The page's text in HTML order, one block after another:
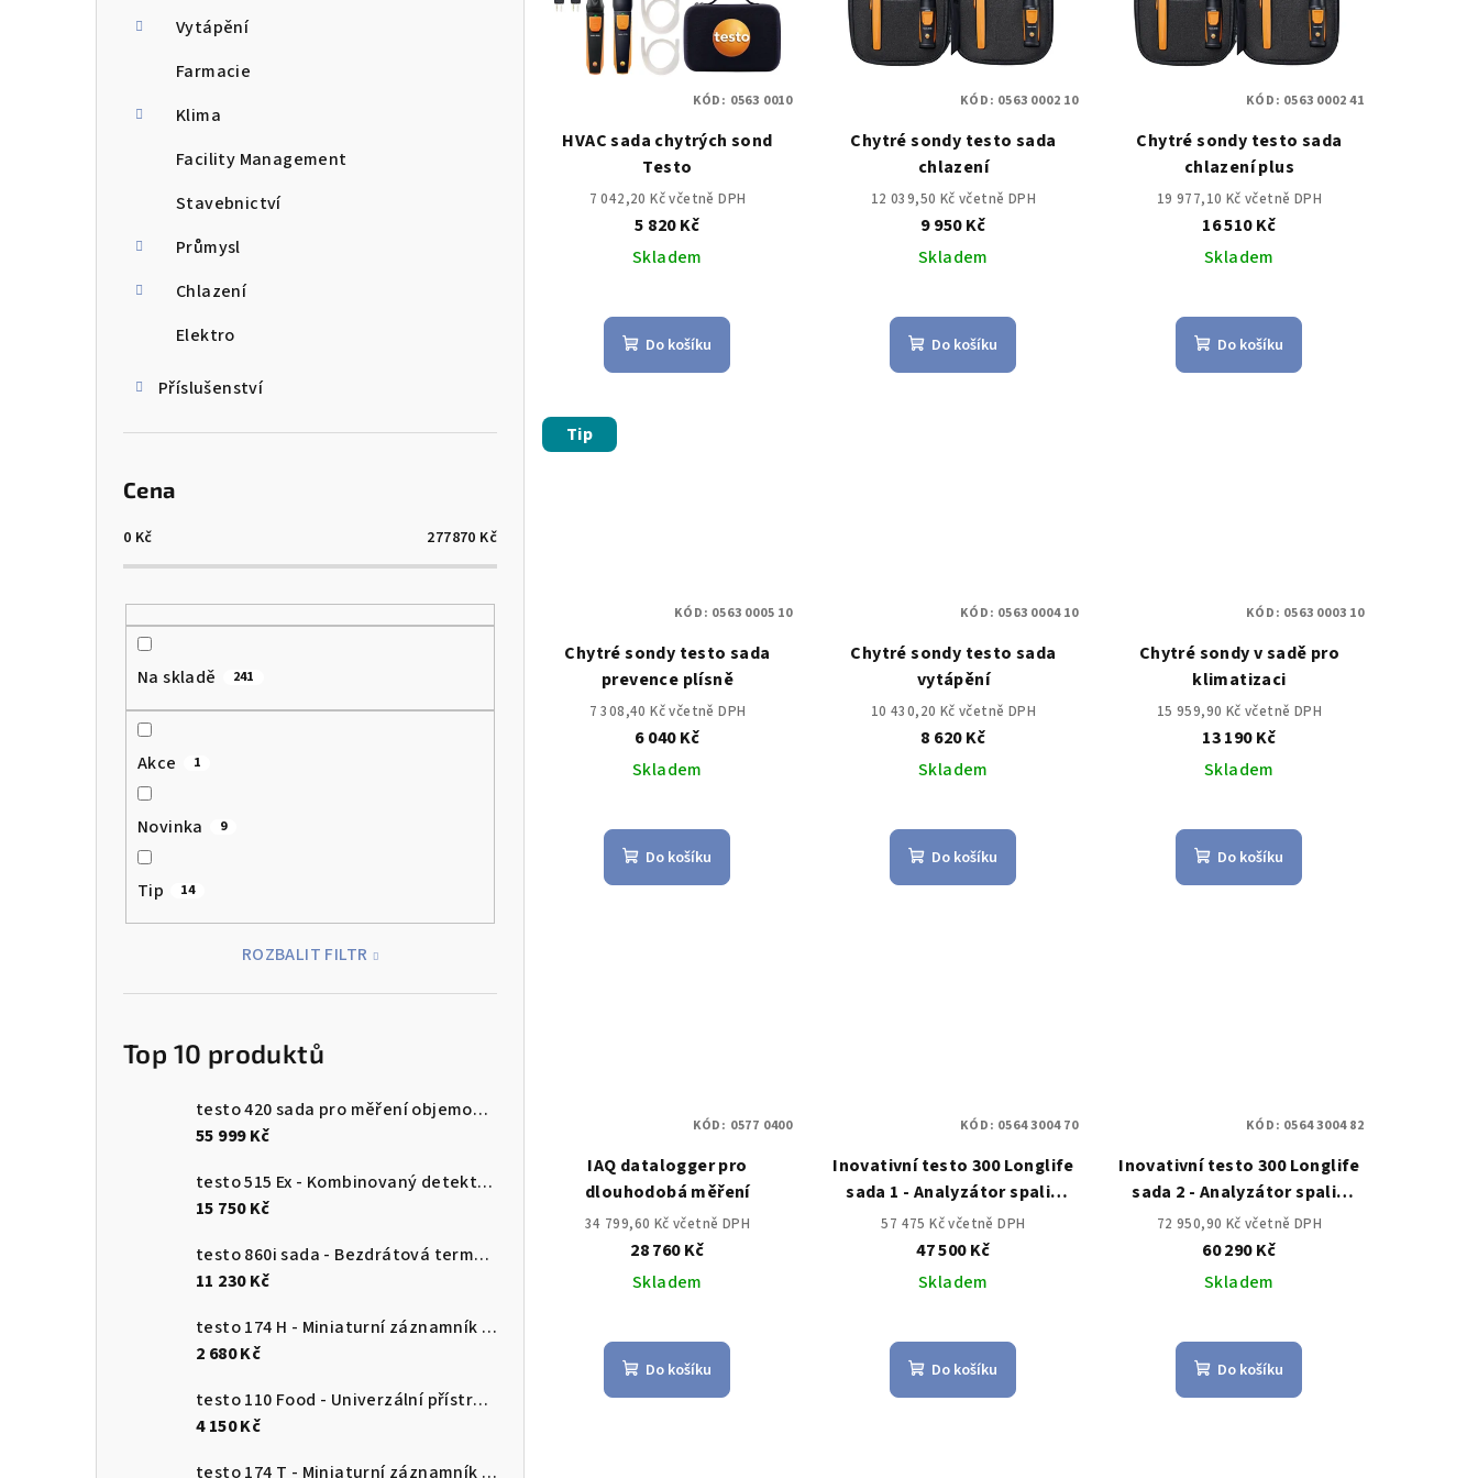
Vytápění
Farmacie
Klima
Facility Management
Stavebnictví
Průmysl
Chlazení
Elektro
Příslušenství
Cena
0 Kč 277870 Kč
Na skladě 241
Akce 1
Novinka 9
Tip 14
ROZBALIT FILTR
Top 10 produktů
testo 420 sada pro měření objemového průtoku
55 999 Kč
testo 515 Ex - Kombinovaný detektor úniku
15 750 Kč
testo 860i sada - Bezdrátová termokamera pro chytré telefony
11 230 Kč
testo 174 H - Miniaturní záznamník pro měření teploty a vlhkosti s USB-C a softwarem pro PC
2 680 Kč
testo 110 Food - Univerzální přístroj pro měření teploty s připojením k aplikaci
4 150 Kč
testo 174 T - Miniaturní záznamník teploty s USB-C a softwarem pro PC
o
ů
HVAC sada chytrých sond
Testo
7 042,20 Kč včetně DPH
5 820 Kč
Skladem
Do košíku
KÓD: 0563 0010
Chytré sondy testo sada
chlazení
12 039,50 Kč včetně DPH
9 950 Kč
Skladem
Do košíku
KÓD: 0563 0002 10
Chytré sondy testo sada
chlazení plus
19 977,10 Kč včetně DPH
16 510 Kč
Skladem
Do košíku
KÓD: 0563 0002 41
Tip
Chytré sondy testo sada
prevence plísně
7 308,40 Kč včetně DPH
6 040 Kč
Skladem
Do košíku
KÓD: 0563 0005 10
Chytré sondy testo sada
vytápění
10 430,20 Kč včetně DPH
8 620 Kč
Skladem
Do košíku
KÓD: 0563 0004 10
Chytré sondy v sadě pro
klimatizaci
15 959,90 Kč včetně DPH
13 190 Kč
Skladem
Do košíku
KÓD: 0563 0003 10
IAQ datalogger pro
dlouhodobá měření
34 799,60 Kč včetně DPH
28 760 Kč
Skladem
Do košíku
KÓD: 0577 0400
Inovativní testo 300 Longlife
sada 1 - Analyzátor spalin
O2,CO až do 4,000 ppm, NO –
možnost)
57 475 Kč včetně DPH
47 500 Kč
Skladem
Do košíku
KÓD: 0564 3004 70
Inovativní testo 300 Longlife
sada 2 - Analyzátor spalin
(O2, CO s kompenzací H2 až
do 30,000 ppm, NO –
možnost)
72 950,90 Kč včetně DPH
60 290 Kč
Skladem
Do košíku
KÓD: 0564 3004 82